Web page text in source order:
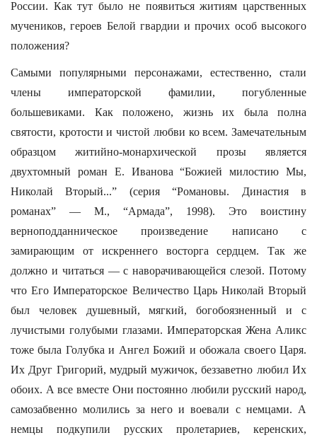
России. Как тут было не появиться житиям царственных
мучеников, героев Белой гвардии и прочих особ высокого
положения?
Самыми популярными персонажами, естественно, стали
члены императорской фамилии, погубленные
большевиками. Как положено, жизнь их была полна
святости, кротости и чистой любви ко всем. Замечательным
образцом житийно-монархической прозы является
двухтомный роман Е. Иванова “Божией милостию Мы,
Николай Вторый...” (серия “Романовы. Династия в
романах” — М., “Армада”, 1998). Это воистину
верноподданническое произведение написано с
замирающим от искреннего восторга сердцем. Так же
должно и читаться — с наворачивающейся слезой. Потому
что Его Императорское Величество Царь Николай Вторый
был человек душевный, мягкий, богобоязненный и с
лучистыми голубыми глазами. Императорская Жена Аликс
тоже была Голубка и Ангел Божий и обожала своего Царя.
Их Друг Григорий, мудрый мужичок, беззаветно любил Их
обоих. А все вместе Они постоянно любили русский народ,
самозабвенно молились за него и воевали с немцами. А
немцы подкупили русских пролетариев, керенских,